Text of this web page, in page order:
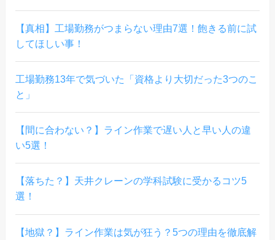
【真相】工場勤務がつまらない理由7選！飽きる前に試
してほしい事！
工場勤務13年で気づいた「資格より大切だった3つのこ
と」
【間に合わない？】ライン作業で遅い人と早い人の違
い5選！
【落ちた？】天井クレーンの学科試験に受かるコツ5
選！
【地獄？】ライン作業は気が狂う？5つの理由を徹底解